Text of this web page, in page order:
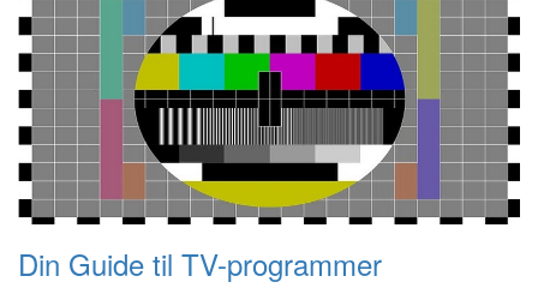
Din Guide til TV-programmer